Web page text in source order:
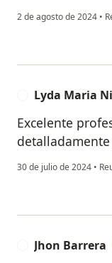
2 de agosto de 2024 •
Lyda Maria
Excelente
30 de julio de 2024 •
Jhon Barrera